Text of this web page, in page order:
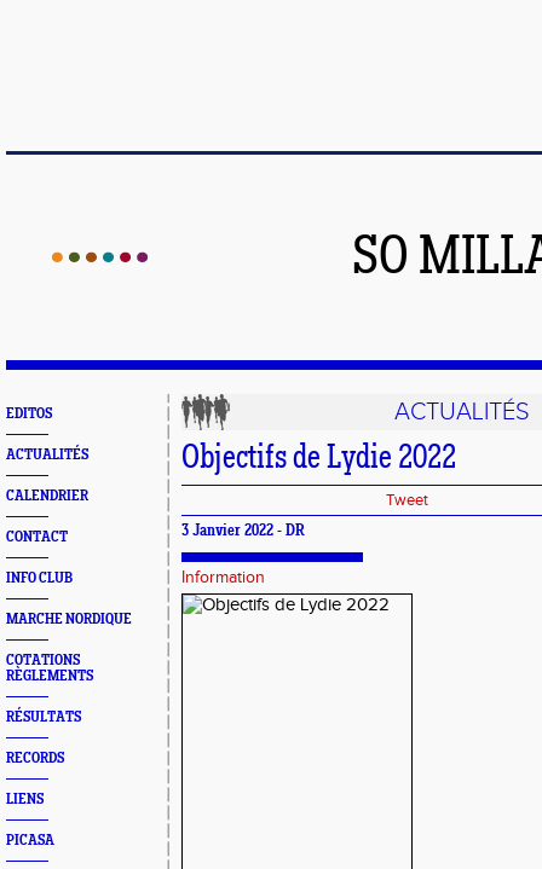
SO
EDITOS
ACTUALITÉS
CALENDRIER
CONTACT
INFO CLUB
MARCHE NORDIQUE
COTATIONS
RÈGLEMENTS
RÉSULTATS
RECORDS
LIENS
PICASA
ACTUALITÉS
Objectifs de Lydie 2022
Tweet
3 Janvier 2022 - DR
Information